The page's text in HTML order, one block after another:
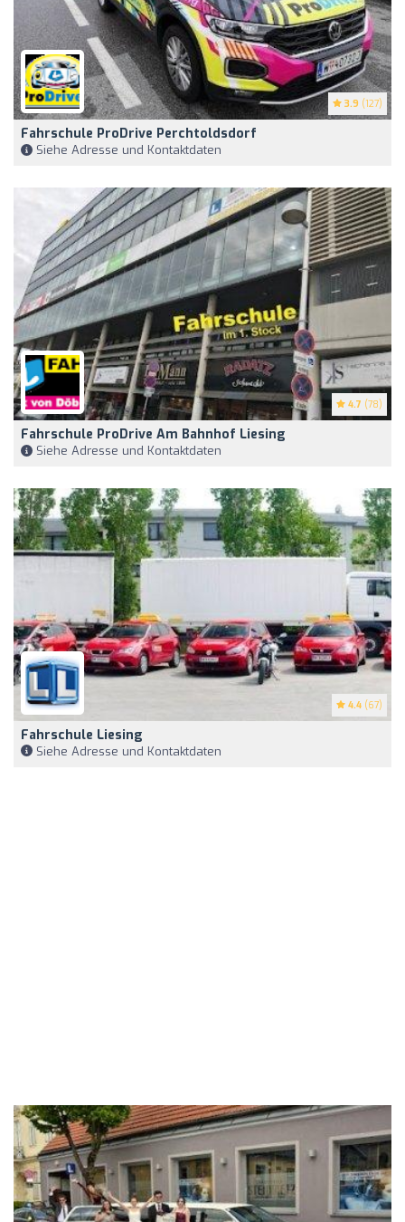
3.9 (127)
Fahrschule ProDrive Perchtoldsdorf
Siehe Adresse und Kontaktdaten
4.7 (78)
Fahrschule ProDrive Am Bahnhof Liesing
Siehe Adresse und Kontaktdaten
4.4 (67)
Fahrschule Liesing
Siehe Adresse und Kontaktdaten